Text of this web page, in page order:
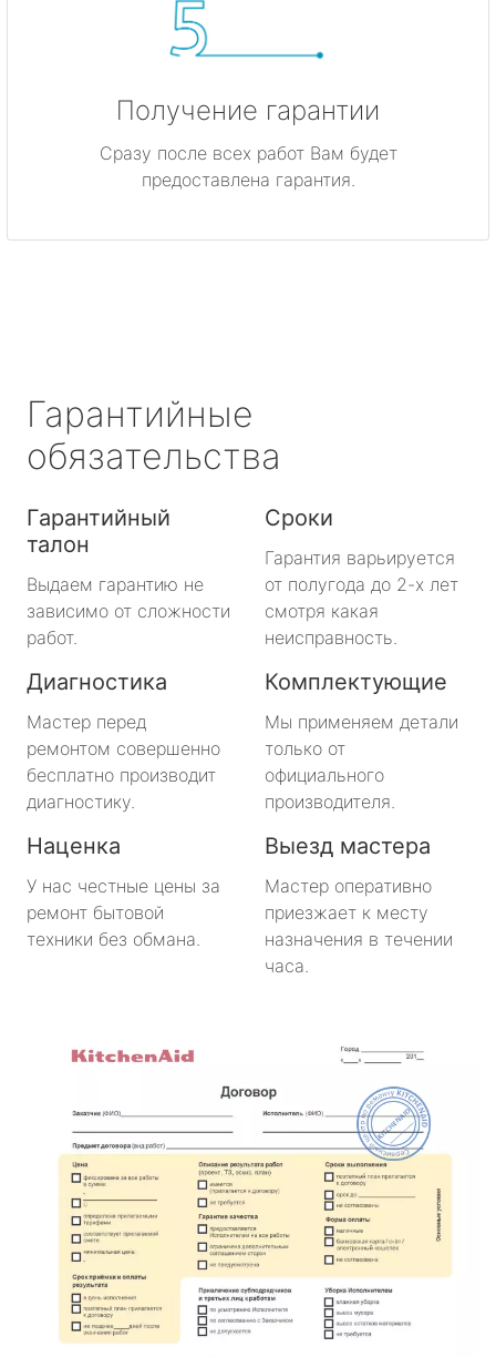
Получение гарантии
Сразу после всех работ Вам будет
предоставлена гарантия.
Гарантийные
обязательства
Гарантийный
талон
Выдаем гарантию не
зависимо от сложности
работ.
Сроки
Гарантия варьируется
от полугода до 2-х лет
смотря какая
неисправность.
Диагностика
Мастер перед
ремонтом совершенно
бесплатно производит
диагностику.
Комплектующие
Мы применяем детали
только от
официального
производителя.
Наценка
У нас честные цены за
ремонт бытовой
техники без обмана.
Выезд мастера
Мастер оперативно
приезжает к месту
назначения в течении
часа.